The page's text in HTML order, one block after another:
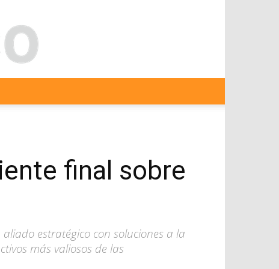
final sobre
estratégico con soluciones a la
más valiosos de las